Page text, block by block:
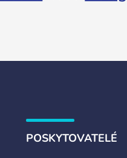
POSKYTOVATELÉ